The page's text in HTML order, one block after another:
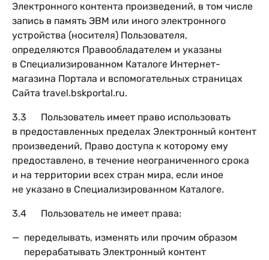
Электронного контента произведений, в том числе
запись в память ЭВМ или иного электронного
устройства (носителя) Пользователя,
определяются Правообладателем и указаны
в Специализированном Каталоге Интернет-
магазина Портала и вспомогательных страницах
Сайта travel.bskportal.ru.
3.3 Пользователь имеет право использовать
в предоставленных пределах Электронный контент
произведений, Право доступа к которому ему
предоставлено, в течение неограниченного срока
и на территории всех стран мира, если иное
не указано в Специализированном Каталоге.
3.4 Пользователь не имеет права:
переделывать, изменять или прочим образом
перерабатывать Электронный контент